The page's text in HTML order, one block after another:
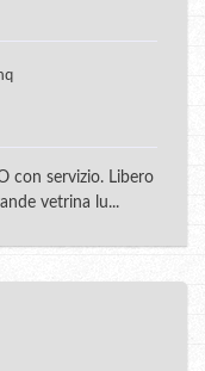
con servizio. Libero
vetrina lu...